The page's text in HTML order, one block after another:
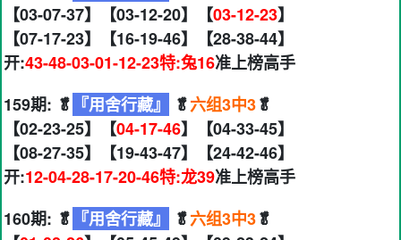
【03-07-37】【03-12-20】【03-12-23】
【07-17-23】【16-19-46】【28-38-44】
开:43-48-03-01-12-23特:兔16准上榜高手
159期: 🥬 『用舍行藏』 🥬六组3中3🥬
【02-23-25】【04-17-46】【04-33-45】
【08-27-35】【19-43-47】【24-42-46】
开:12-04-28-17-20-46特:龙39准上榜高手
160期: 🥬 『用舍行藏』 🥬六组3中3🥬